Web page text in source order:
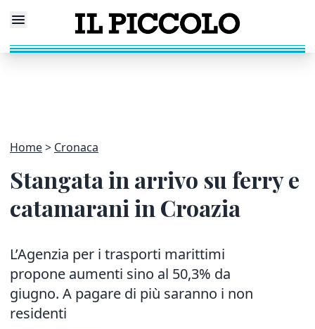
Home Cronaca
Stangata in arrivo su ferry e
catamarani in Croazia
L’Agenzia per i trasporti marittimi
propone aumenti sino al 50,3% da
giugno. A pagare di più saranno i non
residenti